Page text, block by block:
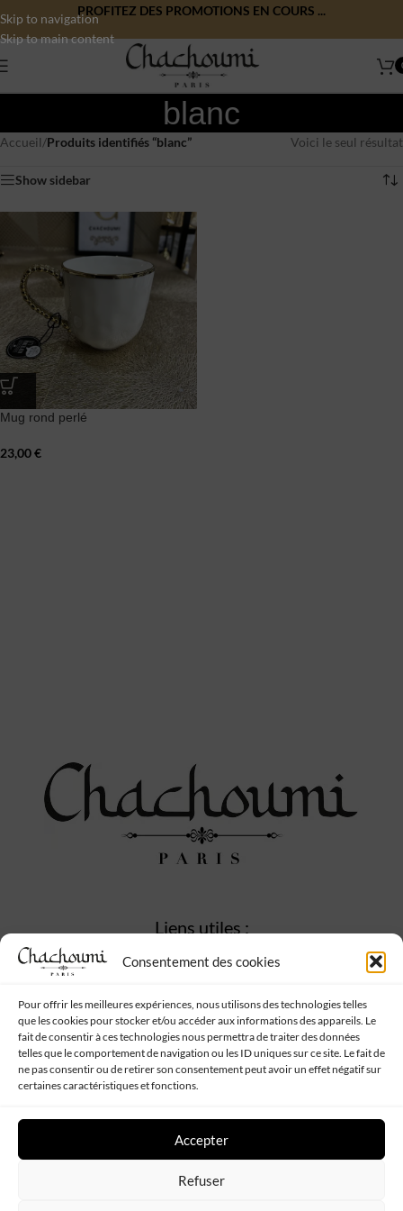
Consentement des cookies
Pour offrir les meilleures expériences, nous utilisons des technologies telles
que les cookies pour stocker et/ou accéder aux informations des appareils. Le
fait de consentir à ces technologies nous permettra de traiter des données
telles que le comportement de navigation ou les ID uniques sur ce site. Le fait de
ne pas consentir ou de retirer son consentement peut avoir un effet négatif sur
certaines caractéristiques et fonctions.
Accepter
Refuser
Skip to navigation
Skip to main content
PROFITEZ DES PROMOTIONS EN COURS ...
blanc
Accueil/Produits identifiés “blanc” Voici le seul résultat
Show sidebar
Mug rond perlé
23,00€
Liens utiles :
Accueil
Wishlist
Panier
Informations :
Conditions générales de vente
Mentions Légales
Politique de confidentialité